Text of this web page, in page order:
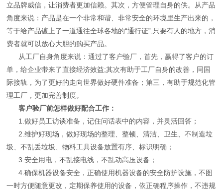
立品牌威信，让消费者更加信赖。其次，方便管理自身的供。从产品
角度来说：产品是在一个非常和谐、非常安全的环境里生产出来的，
等于给产品镀上了一道通往全球各地的“通行证”,只要有人的地方，消
费者就可以放心大胆的购买产品。
从工厂自身角度来说：通过了客户验厂，首先，赢得了客户的订
单，给企业带来了直接经济效益;其次有助于工厂自身的改善，同国
际接轨，为了更好的走向世界做好硬件准备；第三，有助于规范化管
理工厂，更加完善制度。
客户验厂前怎样做好配合工作：
1.做好员工访谈准备，记住问话表中的内容，并灵活回答；
2.维护好现场，做好现场的整理、整顿、清洁、卫生、不制造垃
圾、不乱丢垃圾、物料工具设备放置有序、标识明确；
3.安全用电，不乱接电线，不乱动高压设备；
4.确保机器设备安全，正确使用机器设备的安全防护设施，不图
一时方便随意更改，定期保养使用的设备，依正确程序操作，不违规